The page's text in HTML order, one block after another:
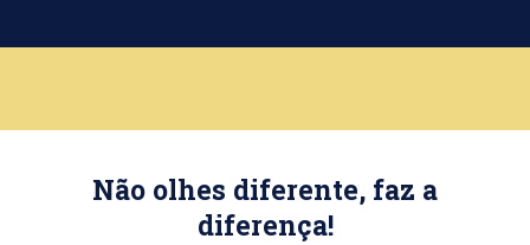
Não olhes diferente, faz a
diferença!